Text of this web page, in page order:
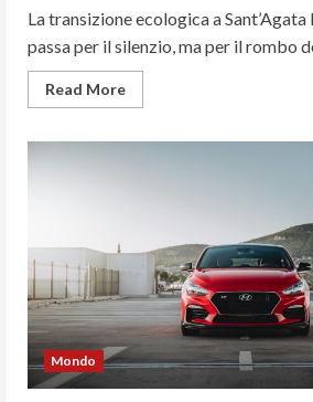
La transizione ecologica a
passa per il silenzio, ma per il rombo
Read MoreRead
more
record:
la
realtà
Revuelto
e
l’ombra
di
un
nuovo
Mondo